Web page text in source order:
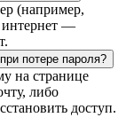
(например,
интернет —
потере пароля?
на странице
либо
доступ.